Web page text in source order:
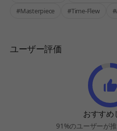
#Masterpiece
#Time-Flew
ユーザー評価
おすすめ
91%のユーザーが推